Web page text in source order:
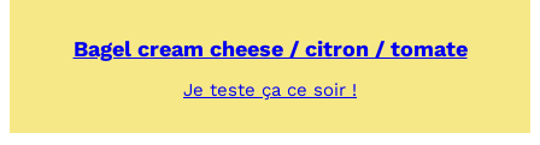
Bagel cream cheese / citron / tomate
Je teste ça ce soir !
cream